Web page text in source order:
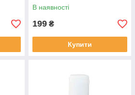
В наявності
199 ₴
Купити